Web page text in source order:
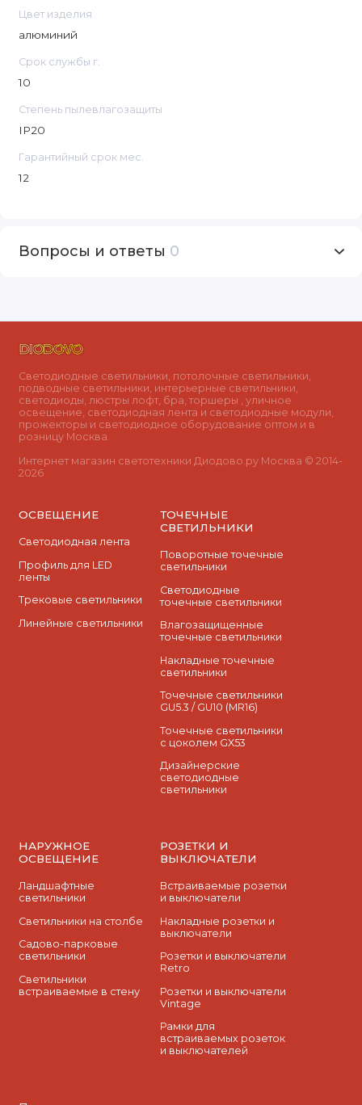
Цвет изделия
алюминий
Срок службы г.
10
Степень пылевлагозащиты
IP20
Гарантийный срок мес.
12
Вопросы и ответы 0
Светодиодные светильники, потолочные светильники,
подводные светильники, интерьерные светильники,
светодиоды, люстры лофт, бра, торшеры , уличное
освещение, светодиодная лента и светодиодные модули,
прожекторы и светодиодное оборудование оптом и в
розницу Москва.
Интернет магазин светотехники Диодово.ру Москва © 2014-
2026
ОСВЕЩЕНИЕ
Светодиодная лента
Профиль для LED
ленты
Трековые светильники
Линейные светильники
ТОЧЕЧНЫЕ
СВЕТИЛЬНИКИ
Поворотные точечные
светильники
Cветодиодные
точечные светильники
Влагозащищенные
точечные светильники
Накладные точечные
светильники
Точечные светильники
GU5.3 / GU10 (MR16)
Точечные светильники
с цоколем GX53
Дизайнерские
светодиодные
светильники
НАРУЖНОЕ
ОСВЕЩЕНИЕ
Ландшафтные
светильники
Светильники на столбе
Садово-парковые
светильники
Светильники
встраиваемые в стену
РОЗЕТКИ И
ВЫКЛЮЧАТЕЛИ
Встраиваемые розетки
и выключатели
Накладные розетки и
выключатели
Розетки и выключатели
Retro
Розетки и выключатели
Vintage
Рамки для
встраиваемых розеток
и выключателей